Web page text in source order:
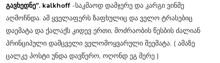
გავხედნე". kalkhoff -საკმაოდ დამჯერე და კარგი ვინმე
აღმოჩნდა. ამ ყველაფერს ზაფხულიც და ველო ტრასებიც
დაემატა და ქალაქს კიდევ ერთი, მოძრაობის წესბის ძალიან
პრინციპული დამცველი ველომოყვარული შეემატა. ( ამაზე
ცალკე პოსტი უნდა დავწერო, ოღონდ ეგ მერე )